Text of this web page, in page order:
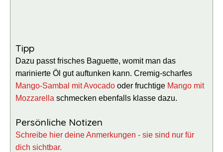
Tipp
Dazu passt frisches Baguette, womit man das
marinierte Öl gut auftunken kann. Cremig-scharfes
Mango-Sambal mit Avocado oder fruchtige Mango mit
Mozzarella schmecken ebenfalls klasse dazu.
Persönliche Notizen
Schreibe hier deine Anmerkungen - sie sind nur für
dich sichtbar.